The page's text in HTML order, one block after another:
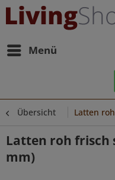
Menü
Übersicht Latten roh
Latten roh frisch
mm)